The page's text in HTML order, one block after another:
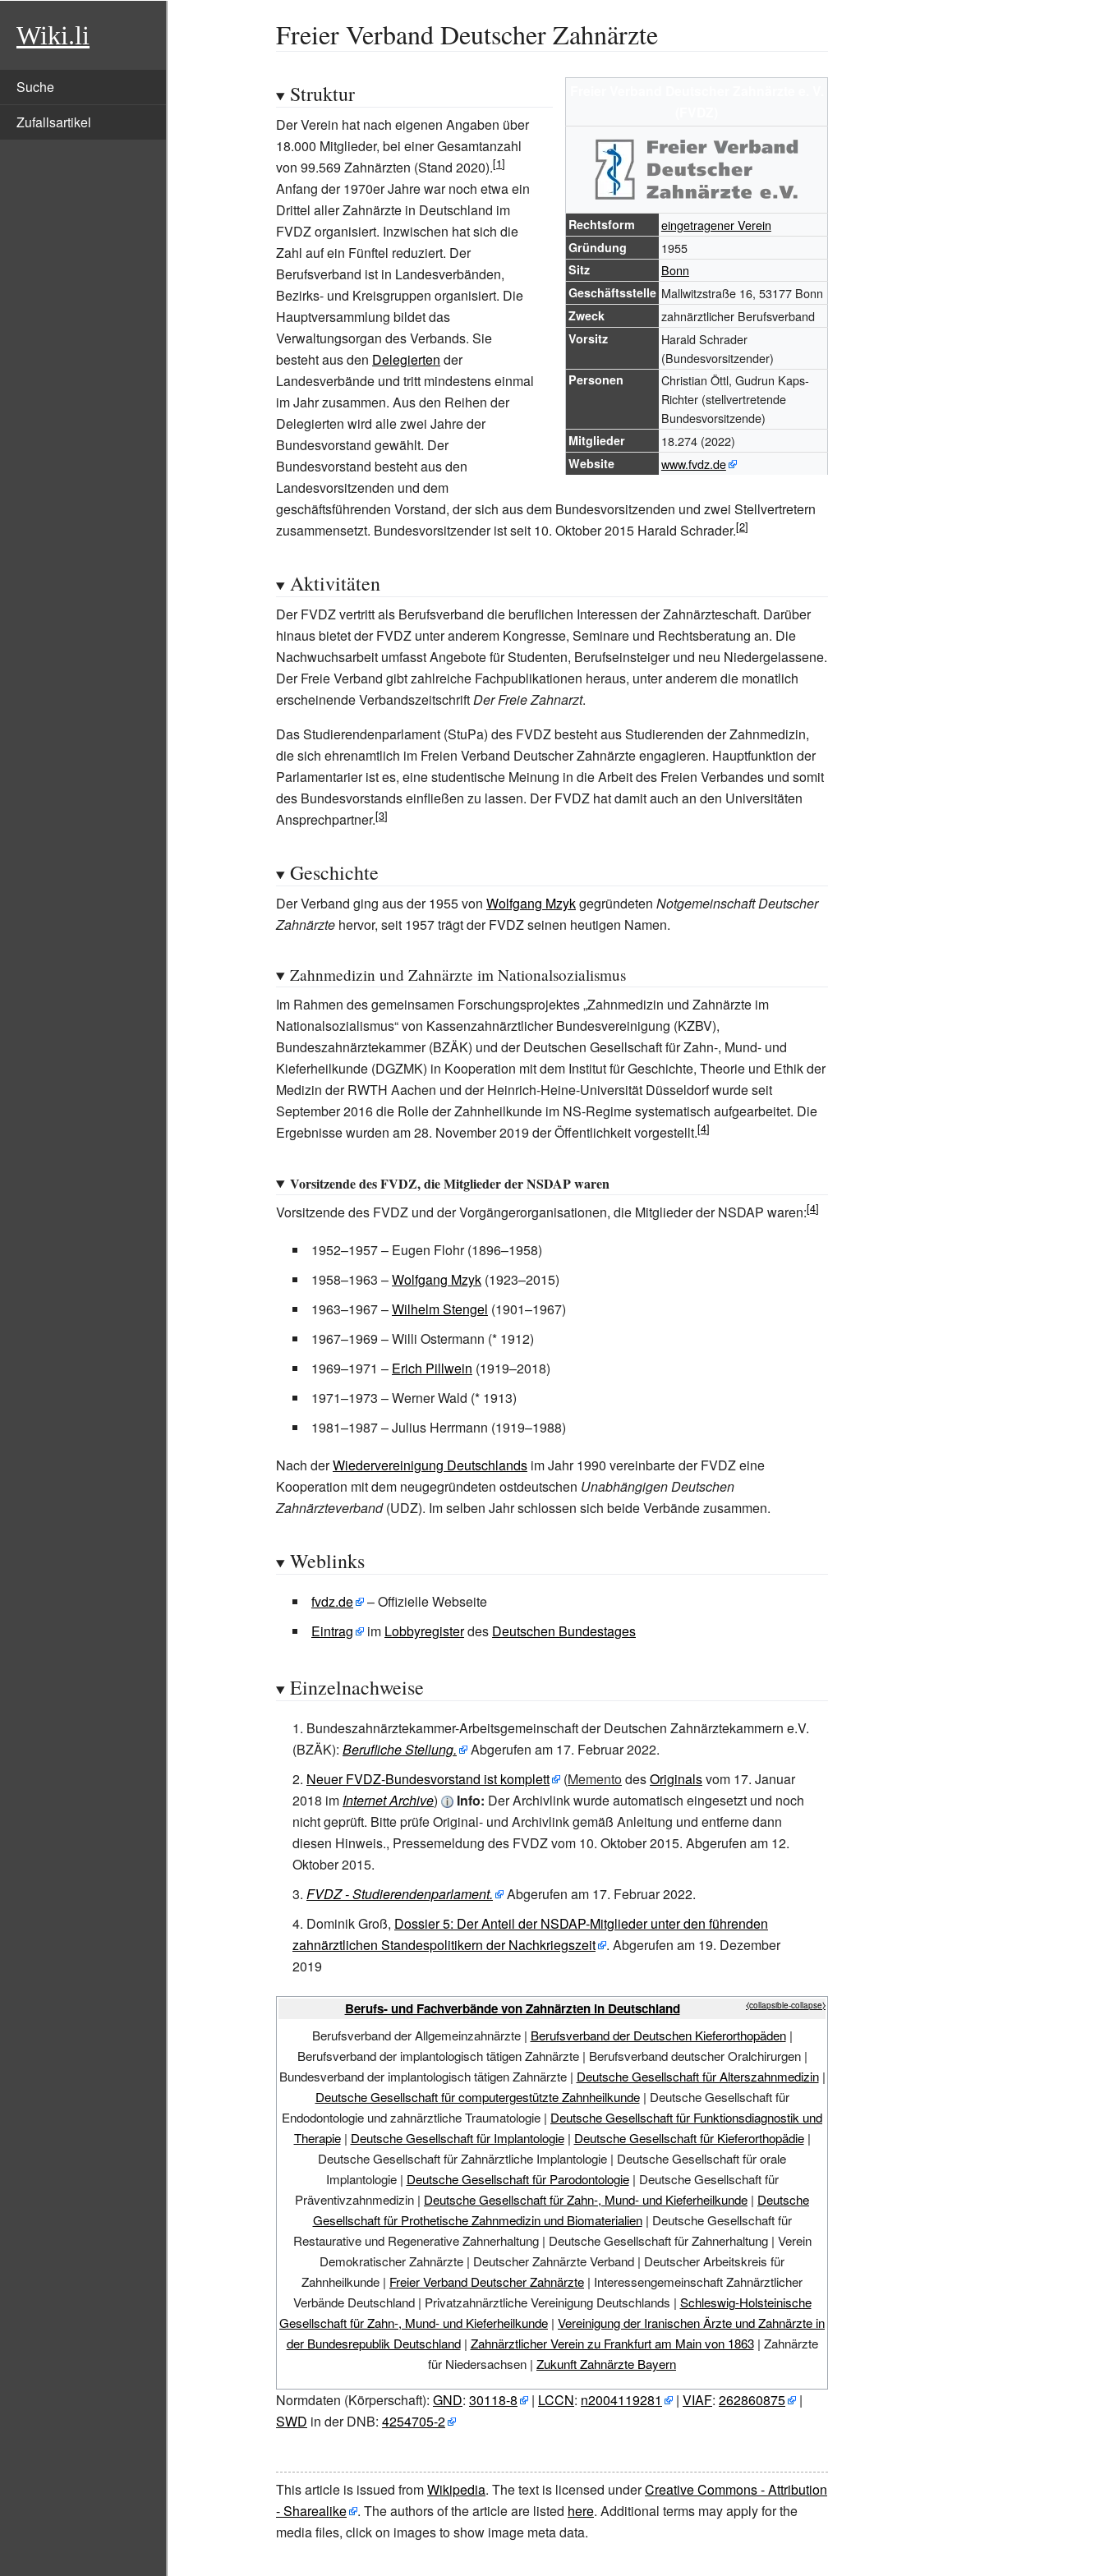
Wiki.li
Suche
Zufallsartikel
Freier Verband Deutscher Zahnärzte
Rechtsform eingetragener Verein
Gründung 1955
Sitz Bonn
Geschäftsstelle Mallwitzstraße 16, 53177 Bonn
Zweck zahnärztlicher Berufsverband
Vorsitz
Harald Schrader
(Bundesvorsitzender)
Personen
Christian Öttl, Gudrun Kaps-
Richter (stellvertretende
Bundesvorsitzende)
Mitglieder 18.274 (2022)
Website www.fvdz.de
Struktur
Der Verein hat nach eigenen Angaben über
18.000 Mitglieder, bei einer Gesamtanzahl
von 99.569 Zahnärzten (Stand 2020).
Anfang der 1970er Jahre war noch etwa ein
Drittel aller Zahnärzte in Deutschland im
FVDZ organisiert. Inzwischen hat sich die
Zahl auf ein Fünftel reduziert. Der
Berufsverband ist in Landesverbänden,
Bezirks- und Kreisgruppen organisiert. Die
Hauptversammlung bildet das
Verwaltungsorgan des Verbands. Sie
besteht aus den Delegierten der
Landesverbände und tritt mindestens einmal
im Jahr zusammen. Aus den Reihen der
Delegierten wird alle zwei Jahre der
Bundesvorstand gewählt. Der
Bundesvorstand besteht aus den
Landesvorsitzenden und dem
geschäftsführenden Vorstand, der sich aus dem Bundesvorsitzenden und zwei Stellvertretern
zusammensetzt. Bundesvorsitzender ist seit 10. Oktober 2015 Harald Schrader.
Aktivitäten
Der FVDZ vertritt als Berufsverband die beruflichen Interessen der Zahnärzteschaft. Darüber
hinaus bietet der FVDZ unter anderem Kongresse, Seminare und Rechtsberatung an. Die
Nachwuchsarbeit umfasst Angebote für Studenten, Berufseinsteiger und neu Niedergelassene.
Der Freie Verband gibt zahlreiche Fachpublikationen heraus, unter anderem die monatlich
erscheinende VerbandszeitschriftDer Freie Zahnarzt.
Das Studierendenparlament (StuPa) des FVDZ besteht aus Studierenden der Zahnmedizin,
die sich ehrenamtlich im Freien Verband Deutscher Zahnärzte engagieren. Hauptfunktion der
Parlamentarier ist es, eine studentische Meinung in die Arbeit des Freien Verbandes und somit
des Bundesvorstands einfließen zu lassen. Der FVDZ hat damit auch an den Universitäten
Ansprechpartner.
Geschichte
Der Verband ging aus der 1955 von Wolfgang Mzykgegründeten Notgemeinschaft Deutscher
Zahnärzte hervor, seit 1957 trägt der FVDZ seinen heutigen Namen.
Zahnmedizin und Zahnärzte im Nationalsozialismus
Im Rahmen des gemeinsamen Forschungsprojektes „Zahnmedizin und Zahnärzte im
Nationalsozialismus“ von Kassenzahnärztlicher Bundesvereinigung (KZBV),
Bundeszahnärztekammer (BZÄK) und der Deutschen Gesellschaft für Zahn-, Mund- und
Kieferheilkunde (DGZMK) in Kooperation mit dem Institut für Geschichte, Theorie und Ethik der
Medizin der RWTH Aachen und der Heinrich-Heine-Universität Düsseldorf wurde seit
September 2016 die Rolle der Zahnheilkunde im NS-Regime systematisch aufgearbeitet. Die
Ergebnisse wurden am 28. November 2019 der Öffentlichkeit vorgestellt.
Vorsitzende des FVDZ, die Mitglieder der NSDAP waren
Vorsitzende des FVDZ und der Vorgängerorganisationen, die Mitglieder der NSDAP waren:
1952–1957 – Eugen Flohr(1896–1958)
1958–1963 –Wolfgang Mzyk (1923–2015)
1963–1967 –Wilhelm Stengel (1901–1967)
1967–1969 –Willi Ostermann (* 1912)
1969–1971 – Erich Pillwein (1919–2018)
1971–1973 –Werner Wald (* 1913)
1981–1987 –Julius Herrmann (1919–1988)
Nach derWiedervereinigung Deutschlands im Jahr 1990 vereinbarte der FVDZ eine
Kooperation mit dem neugegründeten ostdeutschen Unabhängigen Deutschen
Zahnärzteverband(UDZ). Im selben Jahr schlossen sich beide Verbände zusammen.
Weblinks
fvdz.de
– Offizielle Webseite
Eintrag
im Lobbyregisterdes Deutschen Bundestages
Einzelnachweise
Bundeszahnärztekammer-Arbeitsgemeinschaft der Deutschen Zahnärztekammern e.V.
(BZÄK): Berufliche Stellung. Abgerufen am 17. Februar 2022.
Neuer FVDZ-Bundesvorstand ist komplett
(MementodesOriginalsvom 17. Januar
2018 imInternet Archive) Info: Der Archivlink wurde automatisch eingesetzt und noch
nicht geprüft. Bitte prüfe Original- und Archivlink gemäß Anleitung und entferne dann
diesen Hinweis., Pressemeldung des FVDZ vom 10. Oktober 2015. Abgerufen am 12.
Oktober 2015.
FVDZ - Studierendenparlament.
Abgerufen am 17. Februar 2022.
Dominik Groß, Dossier 5: Der Anteil der NSDAP-Mitglieder unter den führenden
zahnärztlichen Standespolitikern der Nachkriegszeit
. Abgerufen am 19. Dezember
2019
⧼collapsible-collapse⧽
Berufs- und Fachverbände von Zahnärzten in Deutschland
Berufsverband der Allgemeinzahnärzte | Berufsverband der Deutschen Kieferorthopäden |
Berufsverband der implantologisch tätigen Zahnärzte | Berufsverband deutscher Oralchirurgen |
Bundesverband der implantologisch tätigen Zahnärzte | Deutsche Gesellschaft für Alterszahnmedizin |
Deutsche Gesellschaft für computergestützte Zahnheilkunde | Deutsche Gesellschaft für
Endodontologie und zahnärztliche Traumatologie | Deutsche Gesellschaft für Funktionsdiagnostik und
Therapie | Deutsche Gesellschaft für Implantologie | Deutsche Gesellschaft für Kieferorthopädie |
Deutsche Gesellschaft für Zahnärztliche Implantologie | Deutsche Gesellschaft für orale
Implantologie | Deutsche Gesellschaft für Parodontologie | Deutsche Gesellschaft für
Präventivzahnmedizin | Deutsche Gesellschaft für Zahn-, Mund- und Kieferheilkunde | Deutsche
Gesellschaft für Prothetische Zahnmedizin und Biomaterialien | Deutsche Gesellschaft für
Restaurative und Regenerative Zahnerhaltung | Deutsche Gesellschaft für Zahnerhaltung | Verein
Demokratischer Zahnärzte | Deutscher Zahnärzte Verband | Deutscher Arbeitskreis für
Zahnheilkunde | Freier Verband Deutscher Zahnärzte | Interessengemeinschaft Zahnärztlicher
Verbände Deutschland | Privatzahnärztliche Vereinigung Deutschlands | Schleswig-Holsteinische
Gesellschaft für Zahn-, Mund- und Kieferheilkunde | Vereinigung der Iranischen Ärzte und Zahnärzte in
der Bundesrepublik Deutschland | Zahnärztlicher Verein zu Frankfurt am Main von 1863 | Zahnärzte
für Niedersachsen | Zukunft Zahnärzte Bayern
Normdaten (Körperschaft): GND: 30118-8 | LCCN: n2004119281 | VIAF: 262860875
|
SWD in der DNB: 4254705-2
This article is issued fromWikipedia. The text is licensed underCreative Commons - Attribution
- Sharealike
. The authors of the article are listed here. Additional terms may apply for the
media files, click on images to show image meta data.